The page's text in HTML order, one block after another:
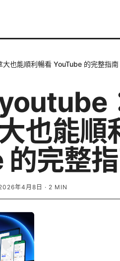
也能順利暢看 YouTube 的完整指南
也能順
完整
年4月8日 · 2 MIN